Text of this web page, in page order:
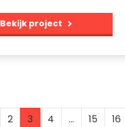
Bekijk project
2 3 4 … 15 16